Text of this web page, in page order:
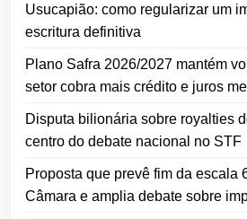
Usucapião: como regularizar um
escritura definitiva
Plano Safra 2026/2027 mantém
setor cobra mais crédito e juros
Disputa bilionária sobre royalties
centro do debate nacional no STF
Proposta que prevê fim da escala
Câmara e amplia debate sobre